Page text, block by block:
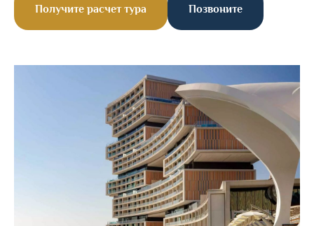
Получите расчет тура Позвоните